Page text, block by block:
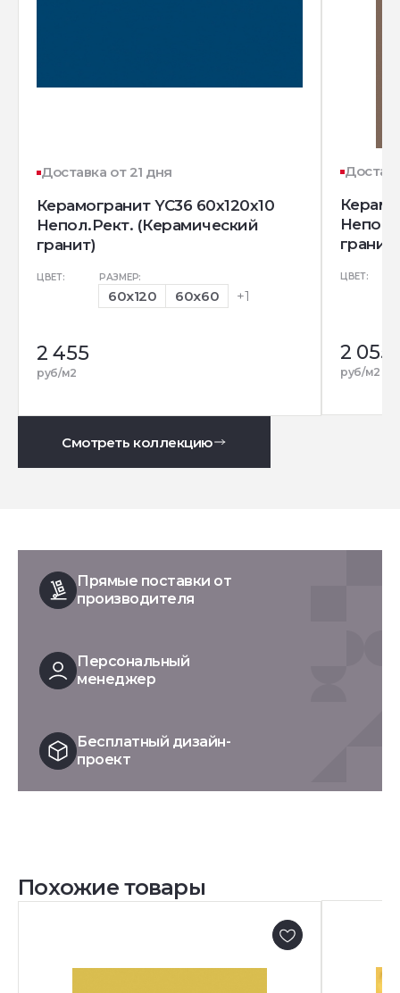
Доставка от 21 дня
Керамогранит YC36 60x120x10
Непол.Рект. (Керамический
гранит)
ЦВЕТ: РАЗМЕР:
60x120 60x60 +1
2 455
руб/м2
гранит)
ЦВЕТ:
2 055
руб/м2
Смотреть коллекцию
Прямые поставки от
производителя
Персональный
менеджер
Бесплатный дизайн-
проект
Похожие товары